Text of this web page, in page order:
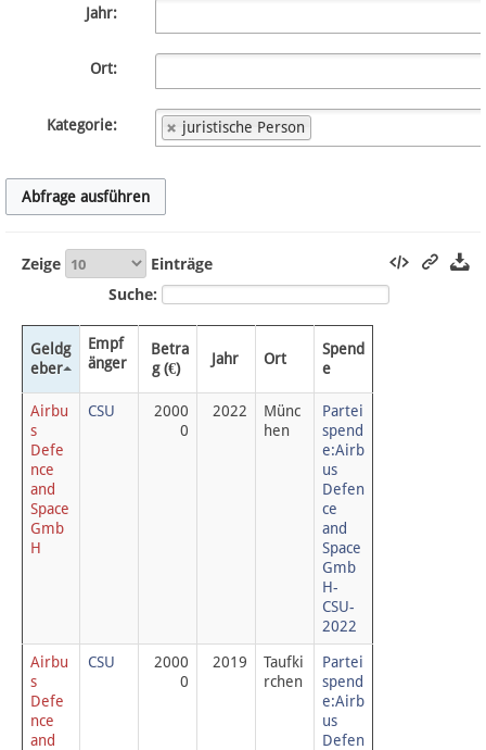
Facebook
Instagram
Anmelden
Datenschutz
Über Lobbypedia
Impressum
Jahr:
Ort:
Kategorie: juristische Person
Zeige
Einträge
Suche:
Geldg
eber
Empf
änger
Betra
g (€)
Jahr Ort
Spend
e
Airbu
s
Defe
nce
and
Space
Gmb
H
CSU
2000
0
2022
Münc
hen
Partei
spend
e:Airb
us
Defen
ce
and
Space
Gmb
H-
CSU-
2022
Airbu
s
Defe
nce
and
CSU
2000
0
2019
Taufki
rchen
Partei
spend
e:Airb
us
Defen